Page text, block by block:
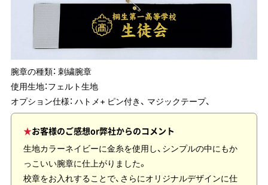
腕章の種類： 刺繍腕章
使用生地：フェルト生地
オプション仕様： ハトメ+ ピン付き、 マジックテープ、
お客様のご感想or弊社からのコメント
生地カラーネイビーに金糸を使用し、シンプルの中にもか
っこいい腕章に仕上がりました。
校章をお入れすることで、さらにオリジナルデザインに仕